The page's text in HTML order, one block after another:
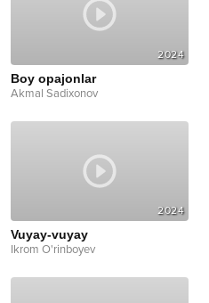
2024
Boy opajonlar
Akmal Sadixonov
2024
Vuyay-vuyay
Ikrom O'rinboyev